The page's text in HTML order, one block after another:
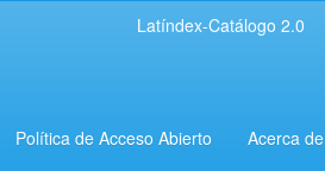
Latíndex-Catálogo 2.0
Política de Acceso Abierto Acerca de